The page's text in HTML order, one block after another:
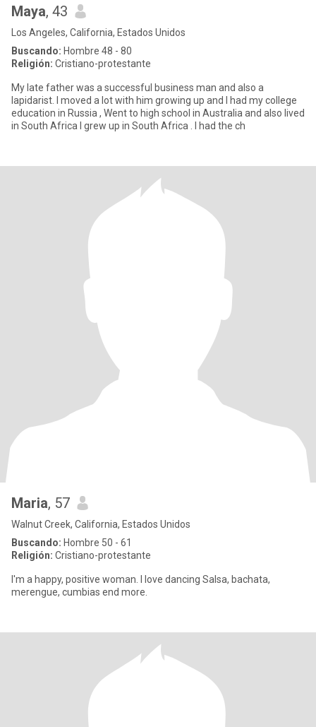
Maya, 43
Los Angeles, California, Estados Unidos
Buscando: Hombre 48 - 80
Religión: Cristiano-protestante
My late father was a successful business man and also a
lapidarist. I moved a lot with him growing up and I had my college
education in Russia , Went to high school in Australia and also lived
in South Africa I grew up in South Africa . I had the ch
Maria, 57
Walnut Creek, California, Estados Unidos
Buscando: Hombre 50 - 61
Religión: Cristiano-protestante
I'm a happy, positive woman. I love dancing Salsa, bachata,
merengue, cumbias end more.